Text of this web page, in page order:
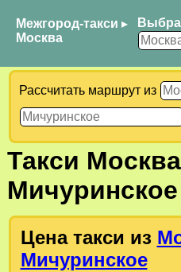
Межгород-такси ▸
Москва
Рассчитать маршрут из
Такси Москва
Мичуринское
Цена такси из
Мичуринское